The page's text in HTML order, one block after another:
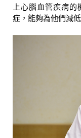
上心腦血管疾病的
症，能夠為他們減